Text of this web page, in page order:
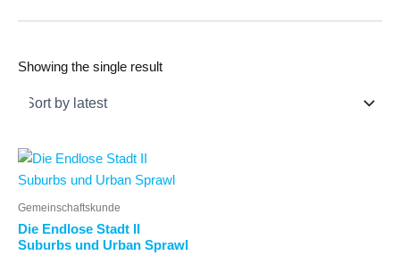
Showing the single result
Gemeinschaftskunde
Die Endlose Stadt II
Suburbs und Urban Sprawl